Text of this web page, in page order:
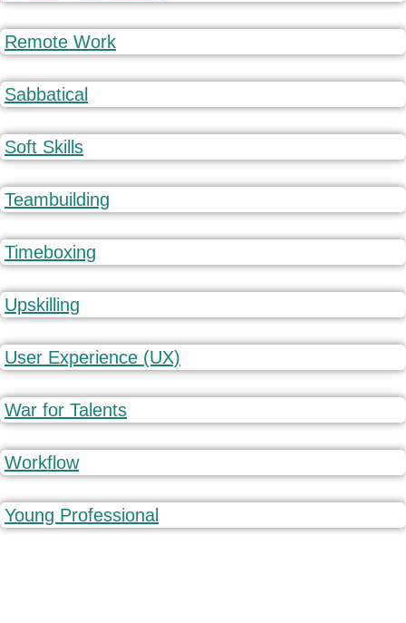
Remote Work
Sabbatical
Soft Skills
Teambuilding
Timeboxing
Upskilling
User Experience (UX)
War for Talents
Workflow
Young Professional